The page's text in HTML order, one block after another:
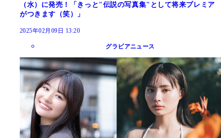
（水）に発売！「きっと"伝説の写真集"として将来プレミア
がつきます（笑）」
2025年02月09日 13:20
グラビアニュース